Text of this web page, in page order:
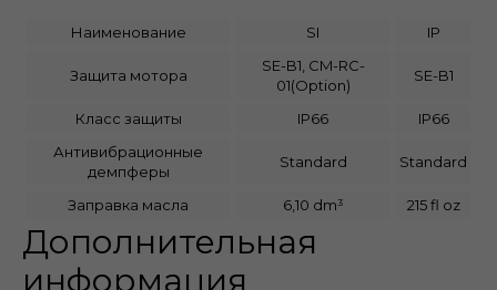
Наименование SI IP
Защита мотора
SE-B1, CM-RC-
01(Option)
SE-B1
Класс защиты IP66
IP66
Антивибрационные
демпферы
Standard Standard
Заправка масла 6,10 dm³ 215 fl oz
Дополнительная
информация